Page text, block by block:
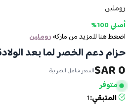
روملين
أصلي 100%
اضغط هنا للمزيد من ماركةروملين
حزام دعم الخصر لما بعد الولادة 3
0 SAR السعر شامل الضريبة
متوفر
المتبقي:1